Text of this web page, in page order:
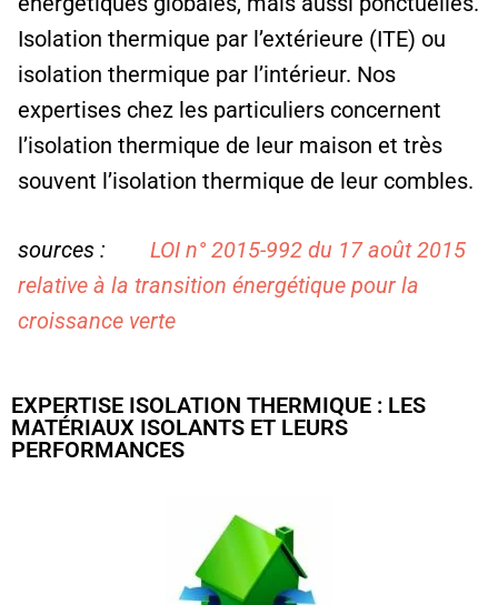
Isolation thermique par l’extérieure (ITE) ou
isolation thermique par l’intérieur. Nos
expertises chez les particuliers concernent
l’isolation thermique de leur maison et très
souvent l’isolation thermique de leur combles.
sources :
LOI n° 2015-992 du 17 août 2015
relative à la transition énergétique pour la
croissance verte
EXPERTISE ISOLATION THERMIQUE : LES
MATÉRIAUX ISOLANTS ET LEURS
PERFORMANCES